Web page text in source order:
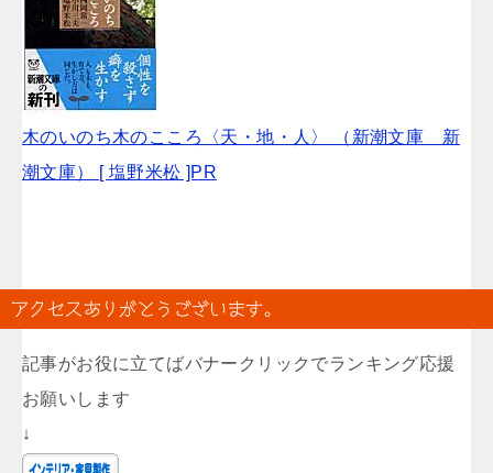
木のいのち木のこころ〈天・地・人〉 （新潮文庫 新
潮文庫） [ 塩野米松 ]PR
アクセスありがとうございます。
記事がお役に立てばバナークリックでランキング応援
お願いします
↓